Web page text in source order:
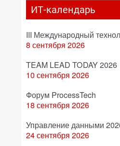
ИТ-календарь
III Международный
8 сентября 2026
TEAM LEAD TODAY 2026
10 сентября 2026
Форум ProcessTech
18 сентября 2026
Управление данными
24 сентября 2026